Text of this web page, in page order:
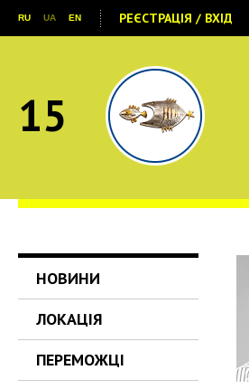
RU UA EN РЕЄСТРАЦІЯ / ВХІД
15
НОВИНИ
ЛОКАЦІЯ
ПЕРЕМОЖЦІ